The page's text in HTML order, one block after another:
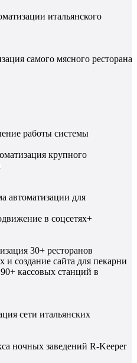
итальянского
самого мясного ресторана
работы системы
крупного
автоматизации для
в соцсетях+
30+ ресторанов
и создание сайта для пекарни
кассовых станций в
сети итальянских
ночных заведений R-Keeper